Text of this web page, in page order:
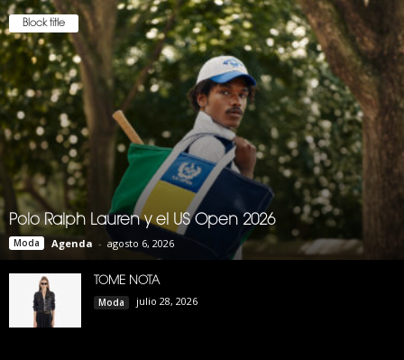
Block title
Polo Ralph Lauren y el US Open 2026
Moda Agenda - agosto 6, 2026
TOME NOTA
Moda julio 28, 2026